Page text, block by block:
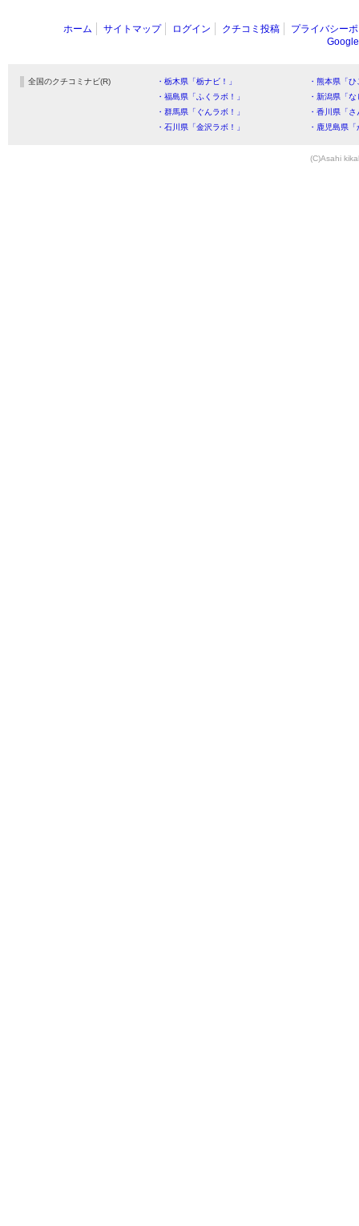
ホーム サイトマップ ログイン クチコミ投稿
プライバシー
全国のクチコミナビ(R) ・栃木県「栃ナビ！」
・熊本県「
・福島県「ふくラボ！」
・新潟県「
・群馬県「ぐんラボ！」
・香川県「
・石川県「金沢ラボ！」
・鹿児島県
(C)Asahi